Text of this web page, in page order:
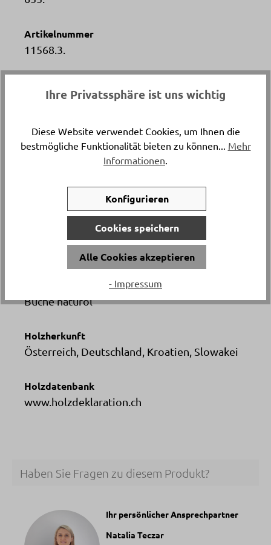
Artikelnummer
11568.3.
Lieferung und Montage
Breite
ca. 58 cm
Buche naturöl
Holzherkunft
Österreich, Deutschland, Kroatien, Slowakei
Holzdatenbank
www.holzdeklaration.ch
Haben Sie Fragen zu diesem Produkt?
Ihr persönlicher Ansprechpartner
Natalia Teczar
Ihre Privatssphäre ist uns wichtig
Diese Website verwendet Cookies, um Ihnen die
bestmögliche Funktionalität bieten zu können... Mehr
Informationen
Konfigurieren
Cookies speichern
Alle Cookies akzeptieren
- Impressum